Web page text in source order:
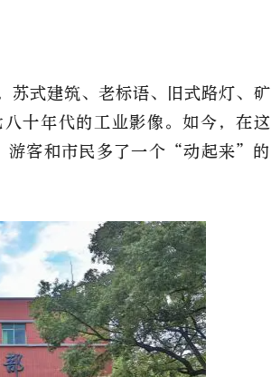
式建筑、老标语、旧式路灯、矿
十年代的工业影像。如今，在这
客和市民多了一个“动起来”的